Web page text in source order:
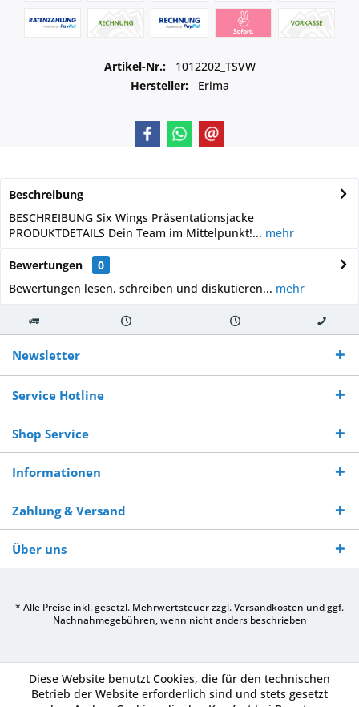
Artikel-Nr.:
1012202_TSVW
Hersteller:
Erima
Beschreibung
BESCHREIBUNG Six Wings Präsentationsjacke
PRODUKTDETAILS Dein Team im Mittelpunkt!... mehr
Bewertungen
0
Bewertungen lesen, schreiben und diskutieren... mehr
Kostenloser
Versand ab €
250,-
Versand innerhalb von Versand von So erreichen
Sie uns 0160
970 511 90
Newsletter
Service Hotline
Shop Service
Informationen
Zahlung & Versand
Über uns
* Alle Preise inkl. gesetzl. Mehrwertsteuer zzgl.Versandkosten und ggf.
Nachnahmegebühren, wenn nicht anders beschrieben
Diese Website benutzt Cookies, die für den technischen
Betrieb der Website erforderlich sind und stets gesetzt